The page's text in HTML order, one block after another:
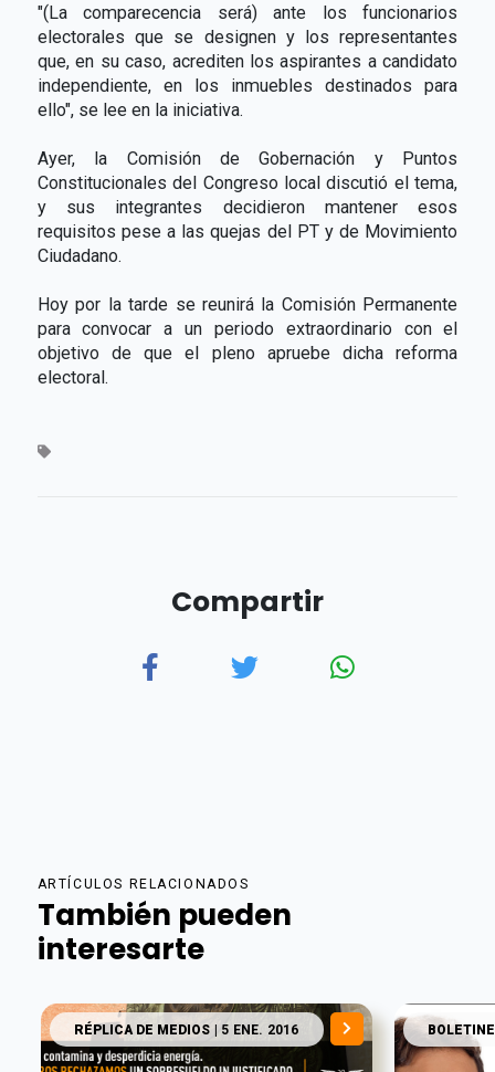
"(La comparecencia será) ante los funcionarios
electorales que se designen y los representantes
que, en su caso, acrediten los aspirantes a candidato
independiente, en los inmuebles destinados para
ello", se lee en la iniciativa.
Ayer, la Comisión de Gobernación y Puntos
Constitucionales del Congreso local discutió el tema,
y sus integrantes decidieron mantener esos
requisitos pese a las quejas del PT y de Movimiento
Ciudadano.
Hoy por la tarde se reunirá la Comisión Permanente
para convocar a un periodo extraordinario con el
objetivo de que el pleno apruebe dicha reforma
electoral.
Compartir
ARTÍCULOS RELACIONADOS
También pueden
interesarte
RÉPLICA DE MEDIOS | 5 ENE. 2016